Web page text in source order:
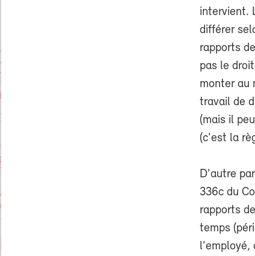
intervient.
différer
rapports
pas le
monter au
travail de
(mais il
(c'est la
D'autre
336c du
rapports
temps
l'employé,